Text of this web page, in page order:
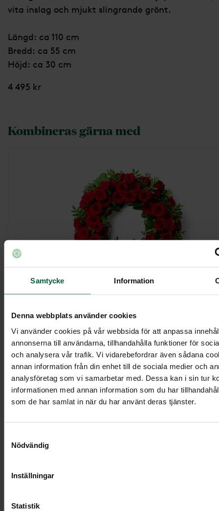
Samtycke Information
Denna webbplats använder cookies
Vi använder cookies på vår webbsida för att anpassa
annonserna till användarna, tillhandahålla funktioner för
och analysera vår trafik. Vi vidarebefordrar även sådana
annan information från din enhet till de sociala medier och
analysföretag som vi samarbetar med. Dessa kan i sin tur
informationen med annan information som du har
som de har samlat in när du har använt deras tjänster.
Nödvändig
Inställningar
Statistik
vita inslag och mjukt slingrande grönt.
Längd: ca 110 cm
Bredd: ca 55 cm
Höjd: ca 30 cm
4 495 kr
Kombineras gärna med
Krans - Blommande kärlek, större
5 395 kr
Visa mer